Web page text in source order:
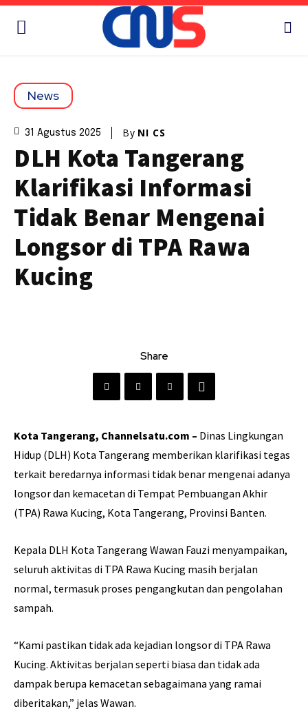
News
31 Agustus 2025 By NI CS
DLH Kota Tangerang
Klarifikasi Informasi
Tidak Benar Mengenai
Longsor di TPA Rawa
Kucing
Share
Kota Tangerang, Channelsatu.com – Dinas Lingkungan
Hidup (DLH) Kota Tangerang memberikan klarifikasi tegas
terkait beredarnya informasi tidak benar mengenai adanya
longsor dan kemacetan di Tempat Pembuangan Akhir
(TPA) Rawa Kucing, Kota Tangerang, Provinsi Banten.
Kepala DLH Kota Tangerang Wawan Fauzi menyampaikan,
seluruh aktivitas di TPA Rawa Kucing masih berjalan
normal, termasuk proses pengangkutan dan pengolahan
sampah.
“Kami pastikan tidak ada kejadian longsor di TPA Rawa
Kucing. Aktivitas berjalan seperti biasa dan tidak ada
dampak berupa kemacetan sebagaimana yang ramai
diberitakan,” jelas Wawan.